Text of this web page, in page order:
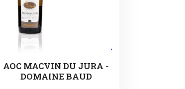
AOC MACVIN DU JURA -
DOMAINE BAUD